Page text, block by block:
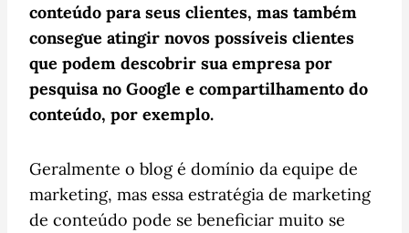
conteúdo para seus clientes, mas também
consegue atingir novos possíveis clientes
que podem descobrir sua empresa por
pesquisa no Google e compartilhamento do
conteúdo, por exemplo.
Geralmente o blog é domínio da equipe de
marketing, mas essa estratégia de marketing
de conteúdo pode se beneficiar muito se